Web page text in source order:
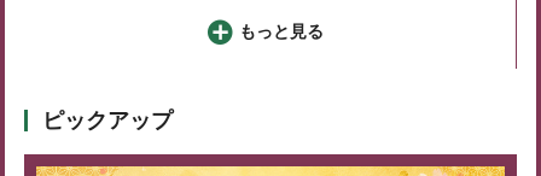
もっと見る
ピックアップ